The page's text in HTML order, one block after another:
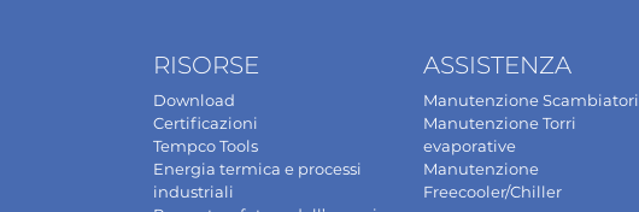
RISORSE
Download
Certificazioni
Tempco Tools
Energia termica e processi
industriali
ASSISTENZA
Manutenzione Scambiatori
Manutenzione Torri
evaporative
Manutenzione
Freecooler/Chiller